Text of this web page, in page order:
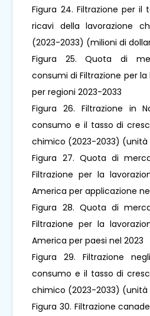
Figura 24. Filtrazione per il
ricavi della lavorazione
(2023-2033) (milioni di
Figura 25. Quota di
consumi di Filtrazione per
per regioni 2023-2033
Figura 26. Filtrazione in
consumo e il tasso di
chimico (2023-2033) (unità
Figura 27. Quota di
Filtrazione per la
America per applicazione
Figura 28. Quota di
Filtrazione per la
America per paesi nel 2023
Figura 29. Filtrazione
consumo e il tasso di
chimico (2023-2033) (unità
Figura 30. Filtrazione